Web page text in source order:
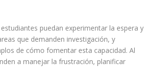
puedan experimentar la espera y
que demanden investigación, y
de cómo fomentar esta capacidad. Al
a manejar la frustración, planificar